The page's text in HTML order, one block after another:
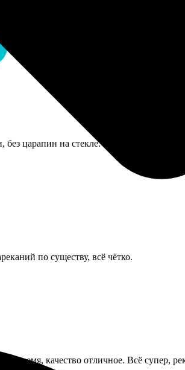
царапин на стекле. Теперь думаю еще
по существу, всё чётко.
качество отличное. Всё супер,